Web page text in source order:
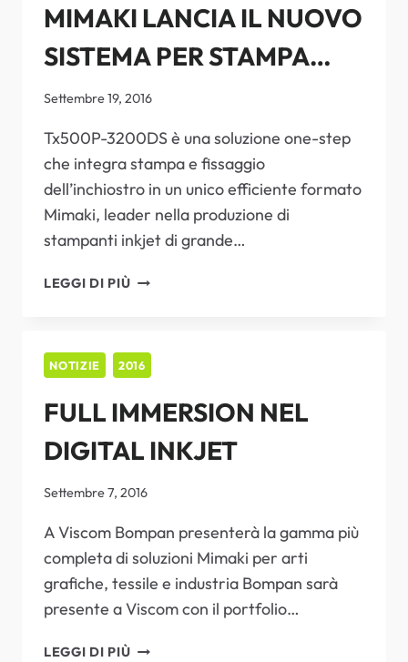
PRESENTERÀ
NUOVE
SOLUZIONI
STAMPA
PER
IL
SETTORE
DELLA
PLASTICA
MIMAKI LANCIA IL NUOVO
SISTEMA PER STAMPA
DIRETTA SU POLIESTERE
Settembre 19, 2016
Tx500P-3200DS è una soluzione one-step
che integra stampa e fissaggio
dell’inchiostro in un unico efficiente formato
Mimaki, leader nella produzione di
stampanti inkjet di grande…
LEGGI DI PIÙMIMAKI
SISTEMA
STAMPA
DIRETTA
SU
NOTIZIE 2016
FULL IMMERSION NEL
DIGITAL INKJET
Settembre 7, 2016
A Viscom Bompan presenterà la gamma più
completa di soluzioni Mimaki per arti
grafiche, tessile e industria Bompan sarà
presente a Viscom con il portfolio…
LEGGI DI PIÙFULL